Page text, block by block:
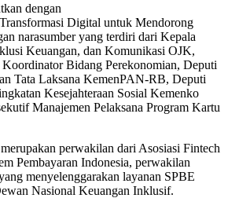
dengan
Digital untuk Mendorong
narasumber yang terdiri dari Kepala
Keuangan, dan Komunikasi OJK,
Bidang Perekonomian, Deputi
Tata Laksana KemenPAN-RB, Deputi
Kesejahteraan Sosial Kemenko
Manajemen Pelaksana Program Kartu
perwakilan dari Asosiasi Fintech
Pembayaran Indonesia, perwakilan
menyelenggarakan layanan SPBE
Nasional Keuangan Inklusif.